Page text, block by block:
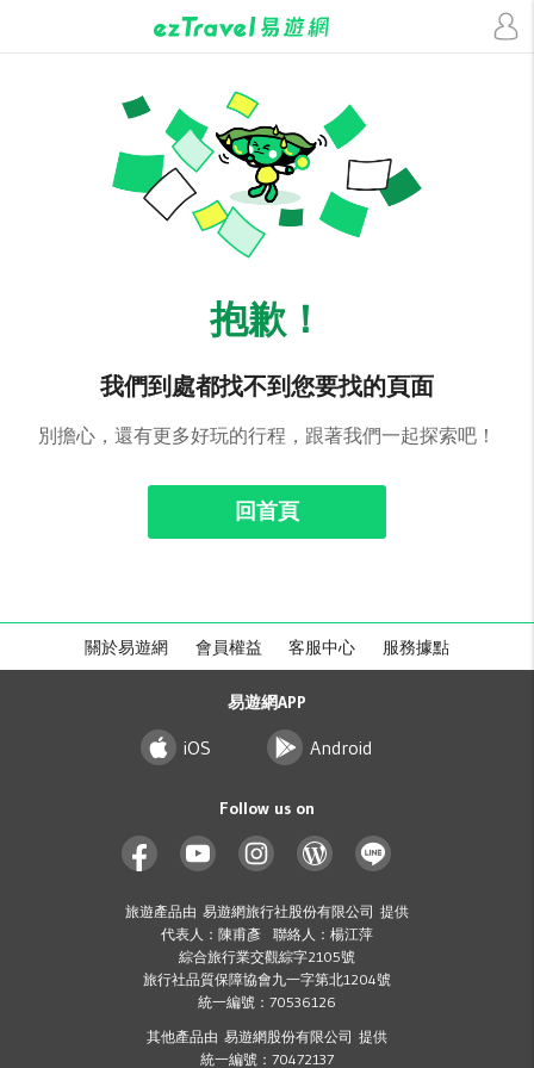
抱歉！
我們到處都找不到您要找的頁面
別擔心，還有更多好玩的行程，跟著我們一起探索吧！
回首頁
關於易遊網 會員權益 客服中心 服務據點
易遊網APP
iOS Android
Follow us on
旅遊產品由 易遊網旅行社股份有限公司 提供
代表人：陳甫彥 聯絡人：楊江萍
綜合旅行業交觀綜字2105號
旅行社品質保障協會九一字第北1204號
統一編號：70536126
其他產品由 易遊網股份有限公司 提供
統一編號：70472137